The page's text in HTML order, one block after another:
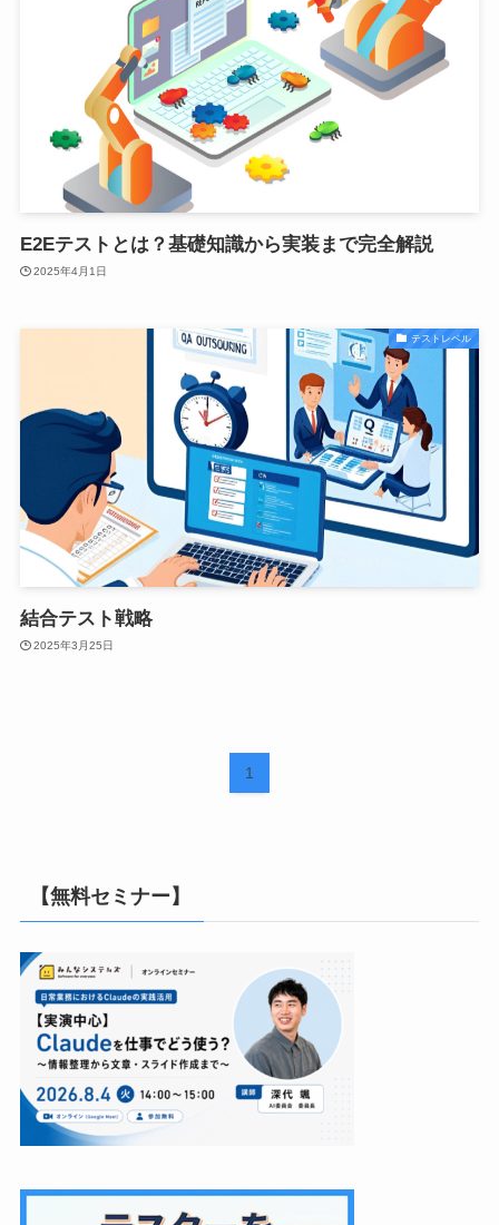
E2Eテストとは？基礎知識から実装まで完全解説
2025年4月1日
テストレベル
結合テスト戦略
2025年3月25日
1
【無料セミナー】